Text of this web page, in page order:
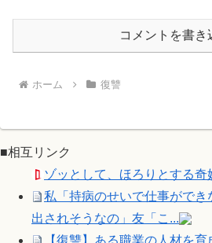
コメントを書き
ホーム 復讐
■相互リンク
ゾッとして、ほろりとする奇
私「持病のせいで仕事がで
出されそうなの」友「こ...
【復讐】ある職業の人材を